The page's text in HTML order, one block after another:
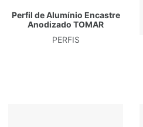
Perfil de Alumínio Encastre
Anodizado TOMAR
PERFIS